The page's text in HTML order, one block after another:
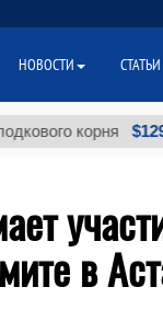
$12935,18
в
НОВОСТИ СТАТЬИ